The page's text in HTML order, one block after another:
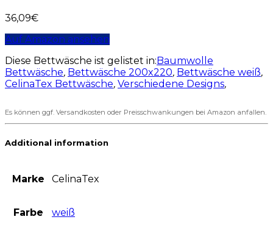
36,09€
Auf Amazon ansehen
Diese Bettwäsche ist gelistet in:Baumwolle
Bettwäsche, Bettwäsche 200x220, Bettwäsche weiß,
CelinaTex Bettwäsche, Verschiedene Designs,
Es können ggf. Versandkosten oder Preisschwankungen bei Amazon anfallen.
Additional information
Marke CelinaTex
Farbe weiß